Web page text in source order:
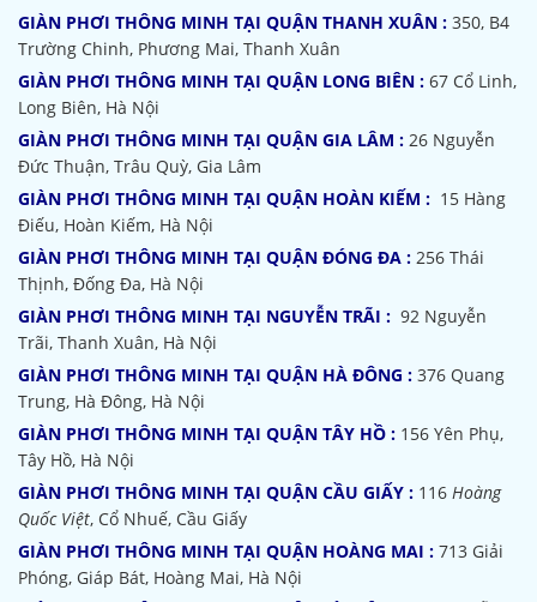
GIÀN PHƠI THÔNG MINH TẠI QUẬN THANH XUÂN : 350, B4
Trường Chinh, Phương Mai, Thanh Xuân
GIÀN PHƠI THÔNG MINH TẠI QUẬN LONG BIÊN : 67 Cổ Linh,
Long Biên, Hà Nội
GIÀN PHƠI THÔNG MINH TẠI QUẬN GIA LÂM : 26 Nguyễn
Đức Thuận, Trâu Quỳ, Gia Lâm
GIÀN PHƠI THÔNG MINH TẠI QUẬN HOÀN KIẾM : 15 Hàng
Điếu, Hoàn Kiếm, Hà Nội
GIÀN PHƠI THÔNG MINH TẠI QUẬN ĐÓNG ĐA : 256 Thái
Thịnh, Đống Đa, Hà Nội
GIÀN PHƠI THÔNG MINH TẠI NGUYỄN TRÃI : 92 Nguyễn
Trãi, Thanh Xuân, Hà Nội
GIÀN PHƠI THÔNG MINH TẠI QUẬN HÀ ĐÔNG : 376 Quang
Trung, Hà Đông, Hà Nội
GIÀN PHƠI THÔNG MINH TẠI QUẬN TÂY HỒ : 156 Yên Phụ,
Tây Hồ, Hà Nội
GIÀN PHƠI THÔNG MINH TẠI QUẬN CẦU GIẤY : 116 Hoàng
Quốc Việt, Cổ Nhuế, Cầu Giấy
GIÀN PHƠI THÔNG MINH TẠI QUẬN HOÀNG MAI : 713 Giải
Phóng, Giáp Bát, Hoàng Mai, Hà Nội